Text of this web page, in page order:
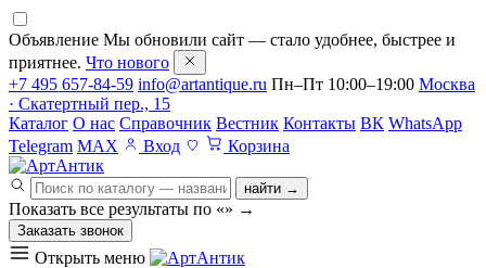
Объявление Мы обновили сайт — стало удобнее, быстрее и
приятнее. Что нового
+7 495 657-84-59 info@artantique.ru Пн–Пт 10:00–19:00 Москва
· Скатертный пер., 15
Каталог О нас Справочник Вестник Контакты ВК WhatsApp
Telegram MAX Вход Корзина
найти →
Показать все результаты по «» →
Заказать звонок
Открыть меню